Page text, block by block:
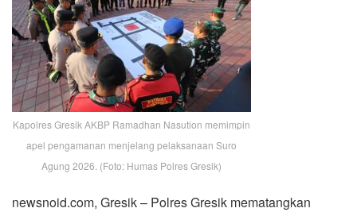
Kapolres Gresik AKBP Ramadhan Nasution memimpin
apel pengamanan menjelang pelaksanaan Suro
Agung 2026. (Foto: Humas Polres Gresik)
newsnoid.com, Gresik – Polres Gresik mematangkan